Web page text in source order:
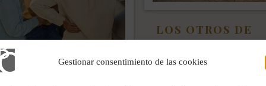
Gestionar consentimiento de las cookies
LOS OTROS DE
LAS PEQUEÑAS
CUENTAN SU